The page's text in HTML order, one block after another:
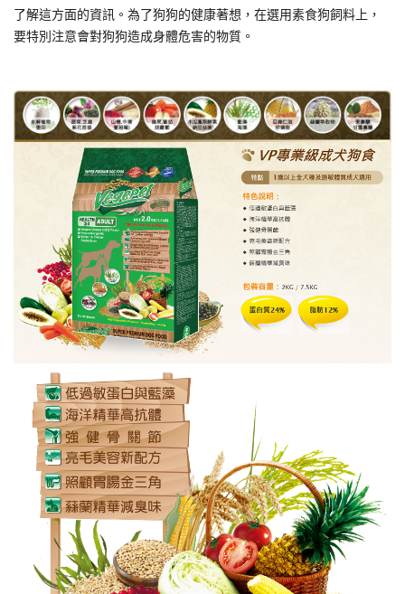
了解這方面的資訊。為了狗狗的健康著想，在選用素食狗飼料上，
要特別注意會對狗狗造成身體危害的物質。